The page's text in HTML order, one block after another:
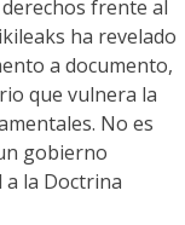
frente al
ha revelado
a documento,
que vulnera la
No es
gobierno
la Doctrina